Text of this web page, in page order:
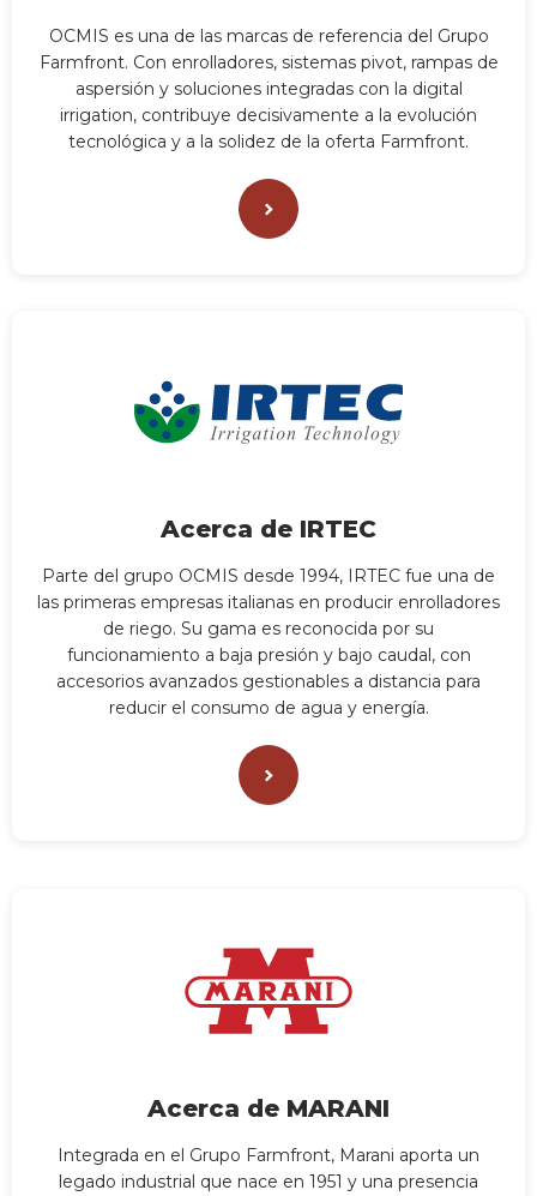
OCMIS es una de las marcas de referencia del Grupo
Farmfront. Con enrolladores, sistemas pivot, rampas de
aspersión y soluciones integradas con la digital
irrigation, contribuye decisivamente a la evolución
tecnológica y a la solidez de la oferta Farmfront.
Acerca de IRTEC
Parte del grupo OCMIS desde 1994, IRTEC fue una de
las primeras empresas italianas en producir enrolladores
de riego. Su gama es reconocida por su
funcionamiento a baja presión y bajo caudal, con
accesorios avanzados gestionables a distancia para
reducir el consumo de agua y energía.
Acerca de MARANI
Integrada en el Grupo Farmfront, Marani aporta un
legado industrial que nace en 1951 y una presencia